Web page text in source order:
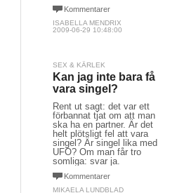
Kommentarer
ISABELLA MENDRIX
2009-06-29 10:48:00
SEX & KÄRLEK
Kan jag inte bara få
vara singel?
Rent ut sagt: det var ett
förbannat tjat om att man
ska ha en partner. Är det
helt plötsligt fel att vara
singel? Är singel lika med
UFO? Om man får tro
somliga: svar ja.
Kommentarer
MIKAELA LUNDBLAD